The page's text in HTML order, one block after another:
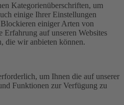
Kategorienüberschriften, um
einige Ihrer Einstellungen
einiger Arten von
auf unseren Websites
die wir anbieten können.
um Ihnen die auf unserer
Funktionen zur Verfügung zu